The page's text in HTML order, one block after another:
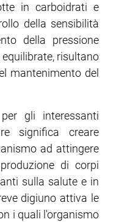
in carboidrati e
della sensibilità
della pressione
risultano
mantenimento del
gli interessanti
significa creare
ad attingere
di corpi
sulla salute e in
digiuno attiva le
i quali l'organismo